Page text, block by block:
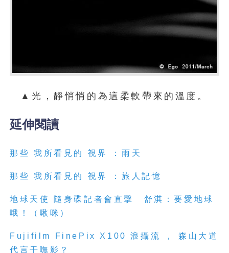
▲光，靜悄悄的為這柔軟帶來的溫度。
延伸閱讀
那些 我所看見的 視界 ：雨天
那些 我所看見的 視界 ：旅人記憶
地球天使 隨身碟記者會直擊 舒淇：要愛地球
哦！（啾咪）
Fujifilm FinePix X100 浪攝流 ， 森山大道
代言干嘸影？